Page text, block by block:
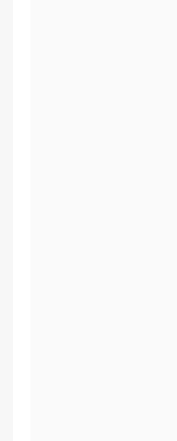
بِغَیۡرِ حَقࣲّ
فَبَشِّرۡهُم
تاريخي
عِمۡرَ ٰ⁠نَ عَلَى